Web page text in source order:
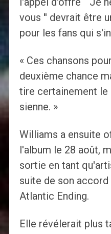
vous '' devrait être
pour les fans qui
« Ces chansons
deuxième chance
tire certainement
sienne. »
Williams a ensuite
l'album le 28 août,
sortie en tant
suite de son
Atlantic Ending.
Elle révélerait plus